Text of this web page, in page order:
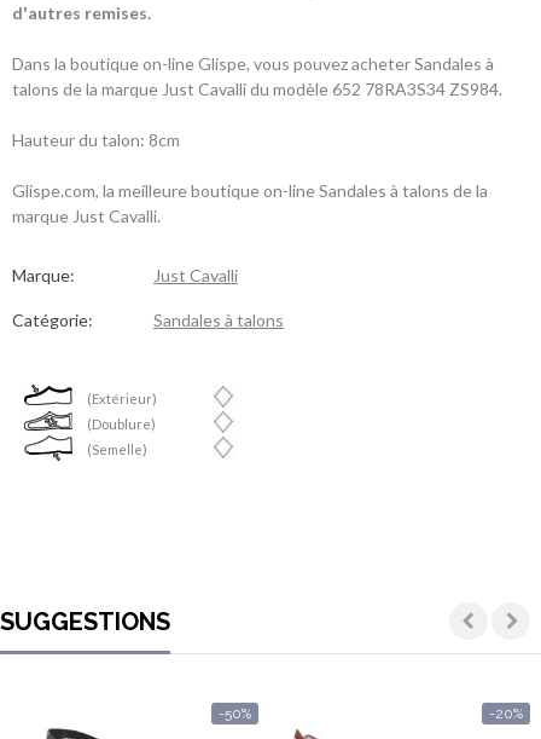
d'autres remises.
Dans la boutique on-line Glispe, vous pouvez acheter Sandales à
talons de la marque Just Cavalli du modèle 652 78RA3S34 ZS984.
Hauteur du talon: 8cm
Glispe.com, la meilleure boutique on-line Sandales à talons de la
marque Just Cavalli.
Marque: Just Cavalli
Catégorie: Sandales à talons
(Extérieur)
(Doublure)
(Semelle)
SUGGESTIONS
-50% -20%